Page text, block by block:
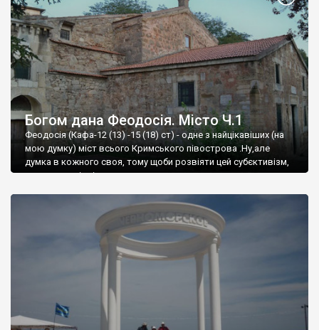
Богом дана Феодосія. Місто Ч.1
Феодосія (Кафа-12 (13) -15 (18) ст) - одне з найцікавіших (на
мою думку) міст всього Кримського півострова .Ну,але
думка в кожного своя, тому щоби розвіяти цей субєктивізм,
запрошую відвідати це